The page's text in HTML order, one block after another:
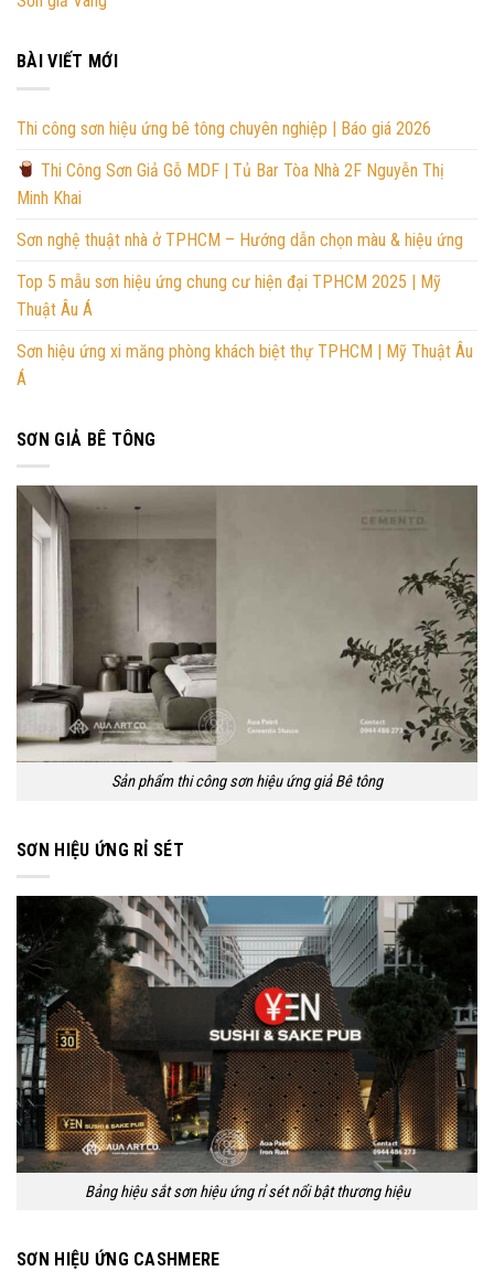
BÀI VIẾT MỚI
Thi công sơn hiệu ứng bê tông chuyên nghiệp | Báo giá 2026
Thi Công Sơn Giả Gỗ MDF | Tủ Bar Tòa Nhà 2F Nguyễn Thị
Minh Khai
Sơn nghệ thuật nhà ở TPHCM – Hướng dẫn chọn màu & hiệu ứng
Top 5 mẫu sơn hiệu ứng chung cư hiện đại TPHCM 2025 | Mỹ
Thuật Âu Á
Sơn hiệu ứng xi măng phòng khách biệt thự TPHCM | Mỹ Thuật Âu
Á
SƠN GIẢ BÊ TÔNG
Sản phẩm thi công sơn hiệu ứng giả Bê tông
SƠN HIỆU ỨNG RỈ SÉT
Bảng hiệu sắt sơn hiệu ứng rỉ sét nổi bật thương hiệu
SƠN HIỆU ỨNG CASHMERE